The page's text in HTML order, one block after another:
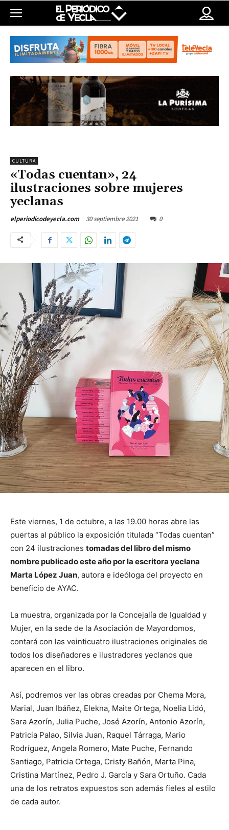
CULTURA
«Todas cuentan», 24
ilustraciones sobre mujeres
yeclanas
elperiodicodeyecla.com 30 septiembre 2021 0
Este viernes, 1 de octubre, a las 19.00 horas abre las
puertas al público la exposición titulada “Todas cuentan”
con 24 ilustraciones tomadas del libro del mismo
nombre publicado este año por la escritora yeclana
Marta López Juan, autora e ideóloga del proyecto en
beneficio de AYAC.
La muestra, organizada por la Concejalía de Igualdad y
Mujer, en la sede de la Asociación de Mayordomos,
contará con las veinticuatro ilustraciones originales de
todos los diseñadores e ilustradores yeclanos que
aparecen en el libro.
Así, podremos ver las obras creadas por Chema Mora,
Marial, Juan Ibáñez, Elekna, Maite Ortega, Noelia Lidó,
Sara Azorín, Julia Puche, José Azorín, Antonio Azorín,
Patricia Palao, Silvia Juan, Raquel Tárraga, Mario
Rodríguez, Angela Romero, Mate Puche, Fernando
Santiago, Patricia Ortega, Cristy Bañón, Marta Pina,
Cristina Martínez, Pedro J. García y Sara Ortuño. Cada
una de los retratos expuestos son además fieles al estilo
de cada autor.